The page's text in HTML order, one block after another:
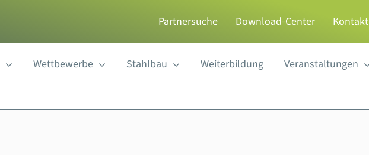
Partnersuche Download-Center Kontakt
Wettbewerbe Stahlbau Weiterbildung Veranstaltungen